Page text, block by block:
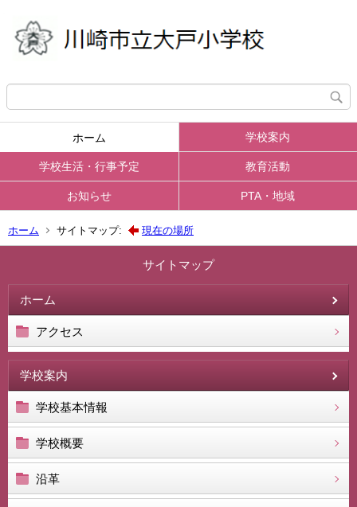
ホーム 学校案内
学校生活・行事予定 教育活動
お知らせ PTA・地域
ホーム サイトマップ: 現在の場所
サイトマップ
ホーム
アクセス
学校案内
学校基本情報
学校概要
沿革